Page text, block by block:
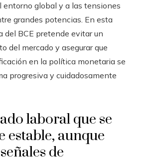
entorno global y a las tensiones
grandes potencias. En esta
del BCE pretende evitar un
del mercado y asegurar que
en la política monetaria se
progresiva y cuidadosamente
laboral que se
estable, aunque
de